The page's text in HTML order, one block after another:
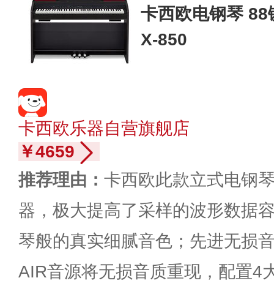
卡西欧电钢琴
X-850
卡西欧乐器自营旗舰店
￥4659
推荐理由： 卡西欧此款立式电钢
器，极大提高了采样的波形数据
琴般的真实细腻音色；先进无损
AIR音源将无损音质重现，配置4